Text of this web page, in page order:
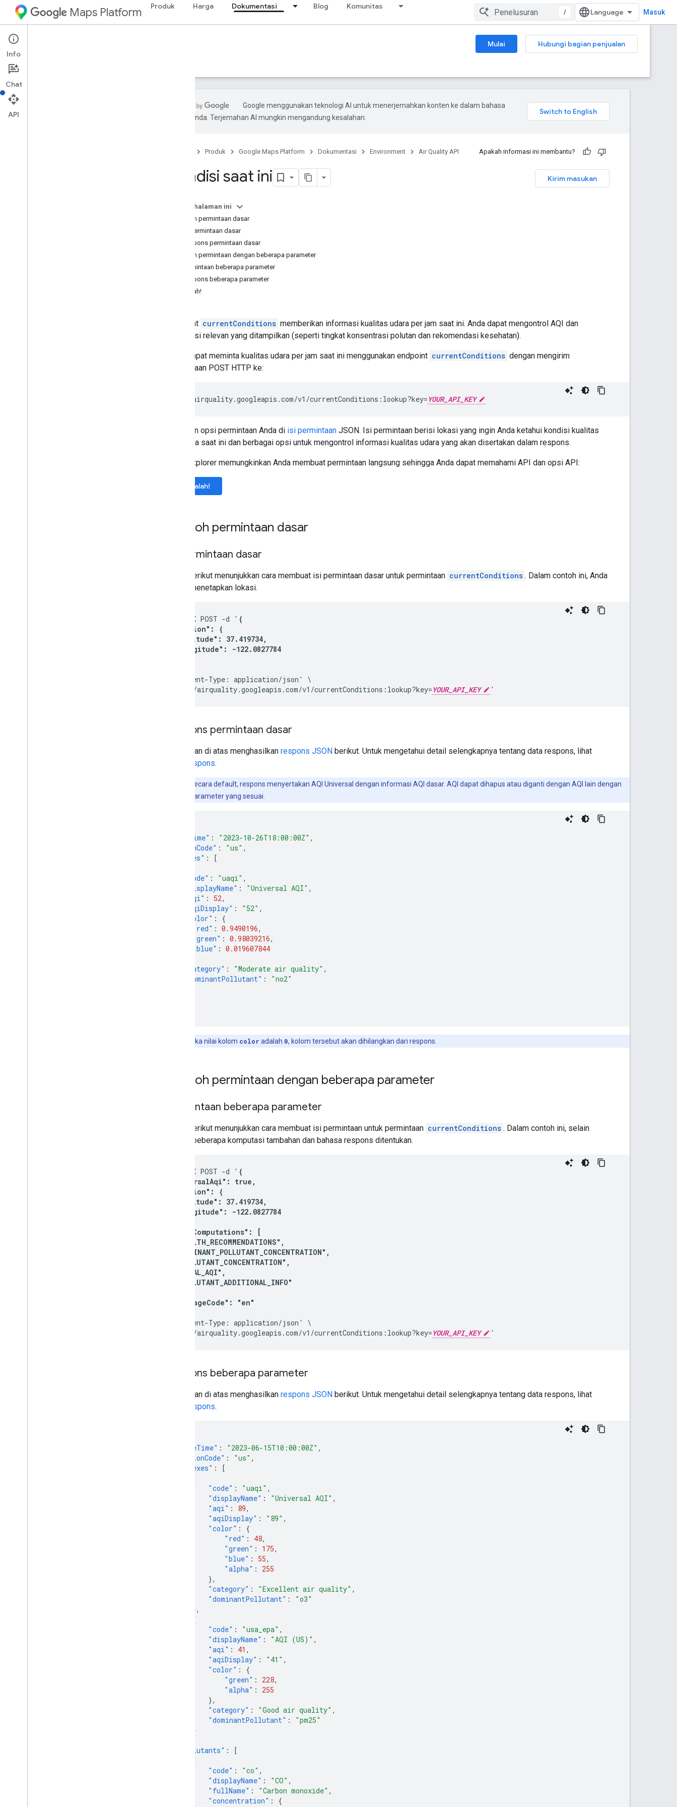
Maps Platform Produk Harga Dokumentasi Blog Komunitas
/ Masuk
Environment Mulai
Hubungi bagian penjualan
Panduan
Google menggunakan teknologi AI untuk menerjemahkan konten ke dalam bahasa
pilihan Anda. Terjemahan AI mungkin mengandung kesalahan.
Produk Google Maps Platform Dokumentasi Environment Air Quality API Apakah informasi ini membantu?
Kirim masukan
Kondisi saat ini
Pada halaman ini
Contoh permintaan dasar
Isi permintaan dasar
Respons permintaan dasar
Contoh permintaan dengan beberapa parameter
Permintaan beberapa parameter
Respons beberapa parameter
Cobalah!
Endpoint currentConditions memberikan informasi kualitas udara per jam saat ini. Anda dapat mengontrol AQI dan
informasi relevan yang ditampilkan (seperti tingkat konsentrasi polutan dan rekomendasi kesehatan).
Anda dapat meminta kualitas udara per jam saat ini menggunakan endpoint currentConditions dengan mengirim
permintaan POST HTTP ke:
https://airquality.googleapis.com/v1/currentConditions:lookup?key= YOUR_API_KEY
Sertakan opsi permintaan Anda di isi permintaan JSON. Isi permintaan berisi lokasi yang ingin Anda ketahui kondisi kualitas
udaranya saat ini dan berbagai opsi untuk mengontrol informasi kualitas udara yang akan disertakan dalam respons.
APIs Explorer memungkinkan Anda membuat permintaan langsung sehingga Anda dapat memahami API dan opsi API:
Cobalah!
Contoh permintaan dasar
Isi permintaan dasar
Kode berikut menunjukkan cara membuat isi permintaan dasar untuk permintaan currentConditions . Dalam contoh ini, Anda
hanya menetapkan lokasi.
curl -X POST -d ' {
  "location": {
    "latitude": 37.419734,
    "longitude": -122.0827784
-H 'Content-Type: application/json' \
'https://airquality.googleapis.com/v1/currentConditions:lookup?key= YOUR_API_KEY
Respons permintaan dasar
Panggilan di atas menghasilkan respons JSON berikut. Untuk mengetahui detail selengkapnya tentang data respons, lihat
Data respons.
Secara default, respons menyertakan AQI Universal dengan informasi AQI dasar. AQI dapat dihapus atau diganti dengan AQI lain dengan
menetapkan parameter yang sesuai.
"dateTime" : "2023-10-26T18:00:00Z" ,
"regionCode" : "us" ,
"indexes" :
[
"code" : "uaqi" ,
"displayName" : "Universal AQI" ,
"aqi" : 52,
"aqiDisplay" : "52" ,
"color" :
{
"red" : 0.9490196,
"green" : 0.98039216,
"blue" : 0.019607844
"category" : "Moderate air quality" ,
"dominantPollutant" :
"no2"
Jika nilai kolom color adalah 0, kolom tersebut akan dihilangkan dari respons.
Contoh permintaan dengan beberapa parameter
Permintaan beberapa parameter
Kode berikut menunjukkan cara membuat isi permintaan untuk permintaan currentConditions . Dalam contoh ini, selain
lokasi, beberapa komputasi tambahan dan bahasa respons ditentukan.
curl -X POST -d ' {
  "universalAqi": true,
  "location": {
    "latitude": 37.419734,
    "longitude": -122.0827784
  "extraComputations": [
    "HEALTH_RECOMMENDATIONS",
    "DOMINANT_POLLUTANT_CONCENTRATION",
    "POLLUTANT_CONCENTRATION",
    "LOCAL_AQI",
    "POLLUTANT_ADDITIONAL_INFO"
  "languageCode": "en"
-H 'Content-Type: application/json' \
'https://airquality.googleapis.com/v1/currentConditions:lookup?key= YOUR_API_KEY
Respons beberapa parameter
Panggilan di atas menghasilkan respons JSON berikut. Untuk mengetahui detail selengkapnya tentang data respons, lihat
Data respons.
"dateTime" : "2023-06-15T10:00:00Z" ,
"regionCode" : "us" ,
"indexes" :
[
{
"code" : "uaqi" ,
"displayName" : "Universal AQI" ,
"aqi" : 89,
"aqiDisplay" : "89" ,
"color" :
{
"red" : 48,
"green" : 175,
"blue" : 55,
"alpha" :
255
},
"category" : "Excellent air quality" ,
"dominantPollutant" :
"o3"
},
{
"code" : "usa_epa" ,
"displayName" : "AQI (US)" ,
"aqi" : 41 ,
"aqiDisplay" : "41" ,
"color" :
{
"green" : 228,
"alpha" :
255
},
"category" : "Good air quality" ,
"dominantPollutant" :
"pm25"
}
"pollutants" :
[
{
"code" : "co" ,
"displayName" : "CO" ,
"fullName" : "Carbon monoxide" ,
"concentration" :
{
Info
Chat
API